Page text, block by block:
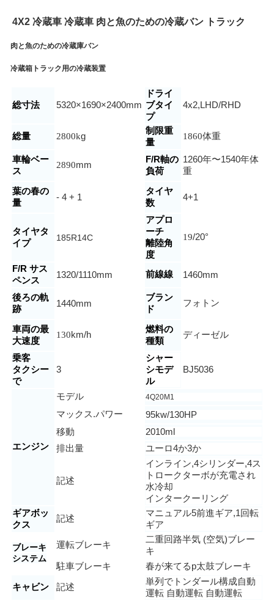
4X2 冷蔵車 冷蔵車 肉と魚のための冷蔵バン トラック
肉と魚のための冷蔵庫バン
冷蔵箱トラック用の冷蔵装置
総寸法 5320×1690×2400mm
ドライ
ブタイ
プ
4x2,LHD/RHD
総量 2800kg
制限重
量
1860体重
車輪ベー
ス
2890mm
F/R軸の
負荷
1260年〜1540年体
重
葉の春の
量
- 4 + 1
タイヤ
数
4+1
タイヤタ
イプ
185R14C
アプロ
ーチ
離陸角
度
19/20°
F/R サス
ペンス
1320/1110mm 前線線 1460mm
後ろの軌
跡
1440mm
ブラン
ド
フォトン
車両の最
大速度
130km/h
燃料の
種類
ディーゼル
乗客
タクシー
で
3
シャー
シモデ
ル
BJ5036
エンジン
モデル 4Q20M1
マックス.パワー 95kw/130HP
移動
2010ml
排出量
ユーロ4か3か
記述
インライン,4シリンダー,4ス
トローク ターボが充電され
水冷却
インタークーリング
ギアボッ
クス
記述
マニュアル5前進ギア,1回転
ギア
ブレーキ
システム
運転ブレーキ
二重回路半気 (空気)ブレー
キ
駐車ブレーキ
春が来てるp太鼓ブレーキ
キャビン 記述
単列で トンダール構成自動
運転 自動運転 自動運転